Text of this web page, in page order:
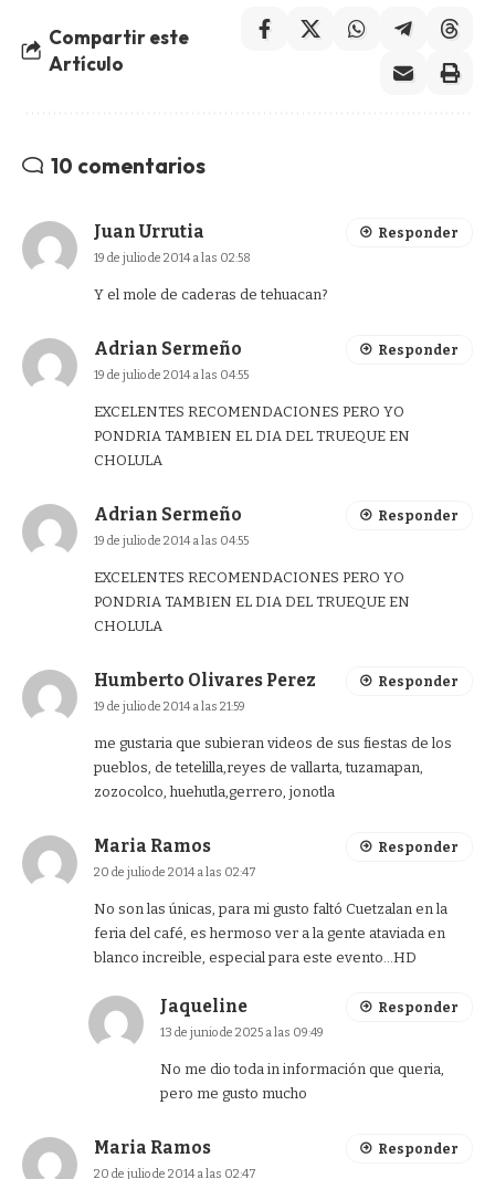
Compartir este
Artículo
10 comentarios
Juan Urrutia
19 de julio de 2014 a las 02:58
Y el mole de caderas de tehuacan?
Responder
Adrian Sermeño
19 de julio de 2014 a las 04:55
EXCELENTES RECOMENDACIONES PERO YO
PONDRIA TAMBIEN EL DIA DEL TRUEQUE EN
CHOLULA
Responder
Adrian Sermeño
19 de julio de 2014 a las 04:55
EXCELENTES RECOMENDACIONES PERO YO
PONDRIA TAMBIEN EL DIA DEL TRUEQUE EN
CHOLULA
Responder
Humberto Olivares Perez
19 de julio de 2014 a las 21:59
me gustaria que subieran videos de sus fiestas de los
pueblos, de tetelilla,reyes de vallarta, tuzamapan,
zozocolco, huehutla,gerrero, jonotla
Responder
Maria Ramos
20 de julio de 2014 a las 02:47
No son las únicas, para mi gusto faltó Cuetzalan en la
feria del café, es hermoso ver a la gente ataviada en
blanco increible, especial para este evento…HD
Responder
Jaqueline
13 de junio de 2025 a las 09:49
No me dio toda in información que queria,
pero me gusto mucho
Responder
Maria Ramos
20 de julio de 2014 a las 02:47
Responder